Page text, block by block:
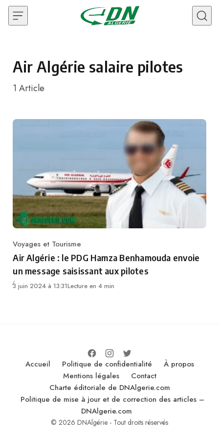
Skip to content
Air Algérie salaire pilotes
1 Article
Category
Voyages et Tourisme
Air Algérie : le PDG Hamza Benhamouda envoie
un message saisissant aux pilotes
3 juin 2024 à 13:31Lecture en 4 min
Accueil Politique de confidentialité
À propos
Mentions légales
Contact
Charte éditoriale de DNAlgerie.com
Politique de mise à jour et de correction des articles –
DNAlgerie.com
© 2026 DNAlgérie - Tout droits réservés